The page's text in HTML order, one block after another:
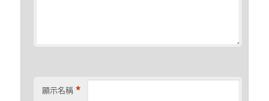
顯示名稱 *